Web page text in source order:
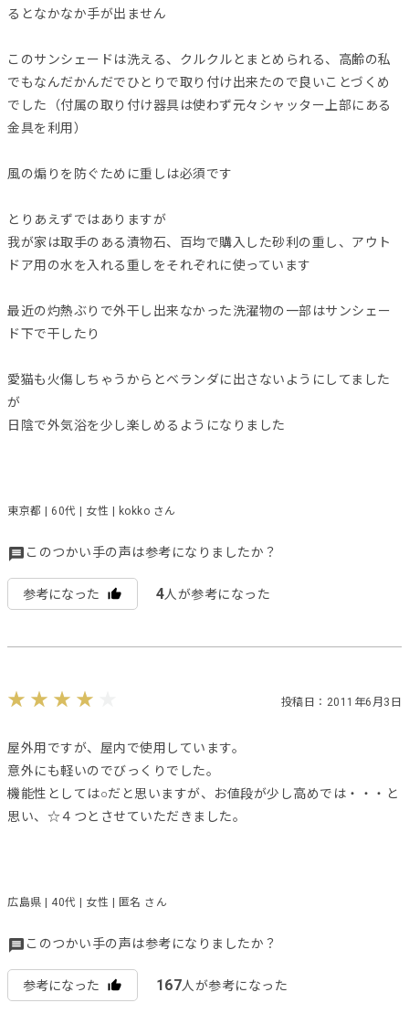
るとなかなか手が出ません
このサンシェードは洗える、クルクルとまとめられる、高齢の私
でもなんだかんだでひとりで取り付け出来たので良いことづくめ
でした（付属の取り付け器具は使わず元々シャッター上部にある
金具を利用）
風の煽りを防ぐために重しは必須です
とりあえずではありますが
我が家は取手のある漬物石、百均で購入した砂利の重し、アウト
ドア用の水を入れる重しをそれぞれに使っています
最近の灼熱ぶりで外干し出来なかった洗濯物の一部はサンシェー
ド下で干したり
愛猫も火傷しちゃうからとベランダに出さないようにしてました
が
日陰で外気浴を少し楽しめるようになりました
東京都 | 60代 | 女性 | kokko さん
このつかい手の声は参考になりましたか？
参考になった 4人が参考になった
投稿日：2011年6月3日
屋外用ですが、屋内で使用しています。
意外にも軽いのでびっくりでした。
機能性としては○だと思いますが、お値段が少し高めでは・・・と
思い、☆４つとさせていただきました。
広島県 | 40代 | 女性 | 匿名 さん
このつかい手の声は参考になりましたか？
参考になった 167人が参考になった